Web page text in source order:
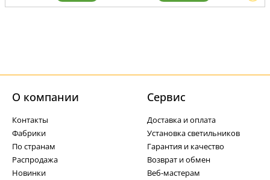
Вид:
Люстры
О компании
Контакты
Фабрики
По странам
Распродажа
Новинки
Cервис
Доставка и оплата
Установка светильников
Гарантия и качество
Возврат и обмен
Веб-мастерам